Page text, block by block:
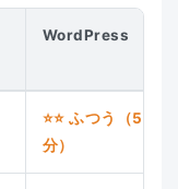
WordPress
⭐⭐ ふつう（5
分）